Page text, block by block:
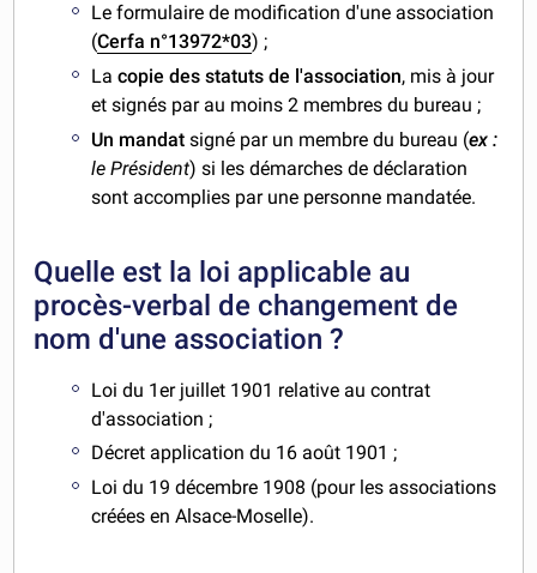
Le formulaire de modification d'une association
(Cerfa n°13972*03) ;
La copie des statuts de l'association, mis à jour
et signés par au moins 2 membres du bureau ;
Un mandatsigné par un membre du bureau (ex :
le Président) si les démarches de déclaration
sont accomplies par une personne mandatée.
Quelle est la loi applicable au
procès-verbal de changement de
nom d'une association ?
Loi du 1er juillet 1901 relative au contrat
d'association ;
Décret application du 16 août 1901 ;
Loi du 19 décembre 1908 (pour les associations
créées en Alsace-Moselle).